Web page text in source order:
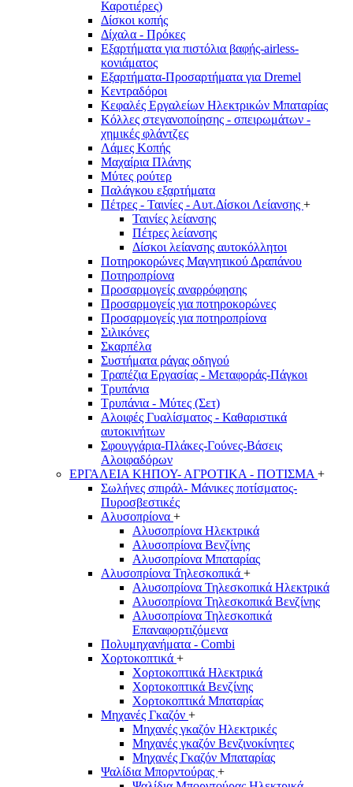
Καροτιέρες)
Δίσκοι κοπής
Δίχαλα - Πρόκες
Εξαρτήματα για πιστόλια βαφής-airless-
κονιάματος
Εξαρτήματα-Προσαρτήματα για Dremel
Κεντραδόροι
Κεφαλές Εργαλείων Ηλεκτρικών Μπαταρίας
Κόλλες στεγανοποίησης - σπειρωμάτων -
χημικές φλάντζες
Λάμες Κοπής
Μαχαίρια Πλάνης
Μύτες ρούτερ
Παλάγκου εξαρτήματα
Πέτρες - Ταινίες - Αυτ.Δίσκοι Λείανσης +
Ταινίες λείανσης
Πέτρες λείανσης
Δίσκοι λείανσης αυτοκόλλητοι
Ποτηροκορώνες Μαγνητικού Δραπάνου
Ποτηροπρίονα
Προσαρμογείς αναρρόφησης
Προσαρμογείς για ποτηροκορώνες
Προσαρμογείς για ποτηροπρίονα
Σιλικόνες
Σκαρπέλα
Συστήματα ράγας οδηγού
Τραπέζια Εργασίας - Μεταφοράς-Πάγκοι
Τρυπάνια
Τρυπάνια - Μύτες (Σετ)
Αλοιφές Γυαλίσματος - Καθαριστικά
αυτοκινήτων
Σφουγγάρια-Πλάκες-Γούνες-Βάσεις
Αλοιφαδόρων
ΕΡΓΑΛΕΙΑ ΚΗΠΟΥ- ΑΓΡΟΤΙΚΑ - ΠΟΤΙΣΜΑ +
Σωλήνες σπιράλ- Μάνικες ποτίσματος-
Πυροσβεστικές
Αλυσοπρίονα +
Αλυσοπρίονα Ηλεκτρικά
Αλυσοπρίονα Βενζίνης
Αλυσοπρίονα Μπαταρίας
Αλυσοπρίονα Τηλεσκοπικά +
Αλυσοπρίονα Τηλεσκοπικά Ηλεκτρικά
Αλυσοπρίονα Τηλεσκοπικά Βενζίνης
Αλυσοπρίονα Τηλεσκοπικά
Επαναφορτιζόμενα
Πολυμηχανήματα - Combi
Χορτοκοπτικά +
Χορτοκοπτικά Ηλεκτρικά
Χορτοκοπτικά Βενζίνης
Χορτοκοπτικά Μπαταρίας
Μηχανές Γκαζόν +
Μηχανές γκαζόν Ηλεκτρικές
Μηχανές γκαζόν Βενζινοκίνητες
Μηχανές Γκαζόν Μπαταρίας
Ψαλίδια Μπορντούρας +